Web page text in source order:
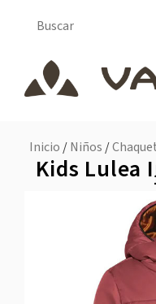
Inicio /Niños /
Kids Lulea